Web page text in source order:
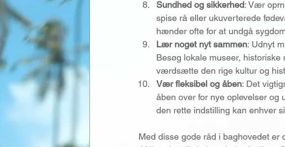
Sundhed og sikkerhed: Vær
spise rå eller ukuverterede
hænder ofte for at undgå
Lær noget nyt sammen: Udnyt
Besøg lokale museer,
værdsætte den rige kultur og
Vær fleksibel og åben: Det
åben over for nye oplevelser og
den rette indstilling kan enhver
Med disse gode råd i baghovedet